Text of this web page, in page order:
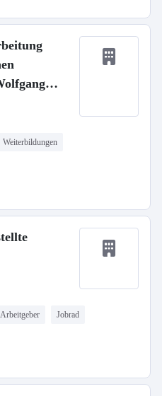
Fröbel“
Weiterbildungen
Jobrad